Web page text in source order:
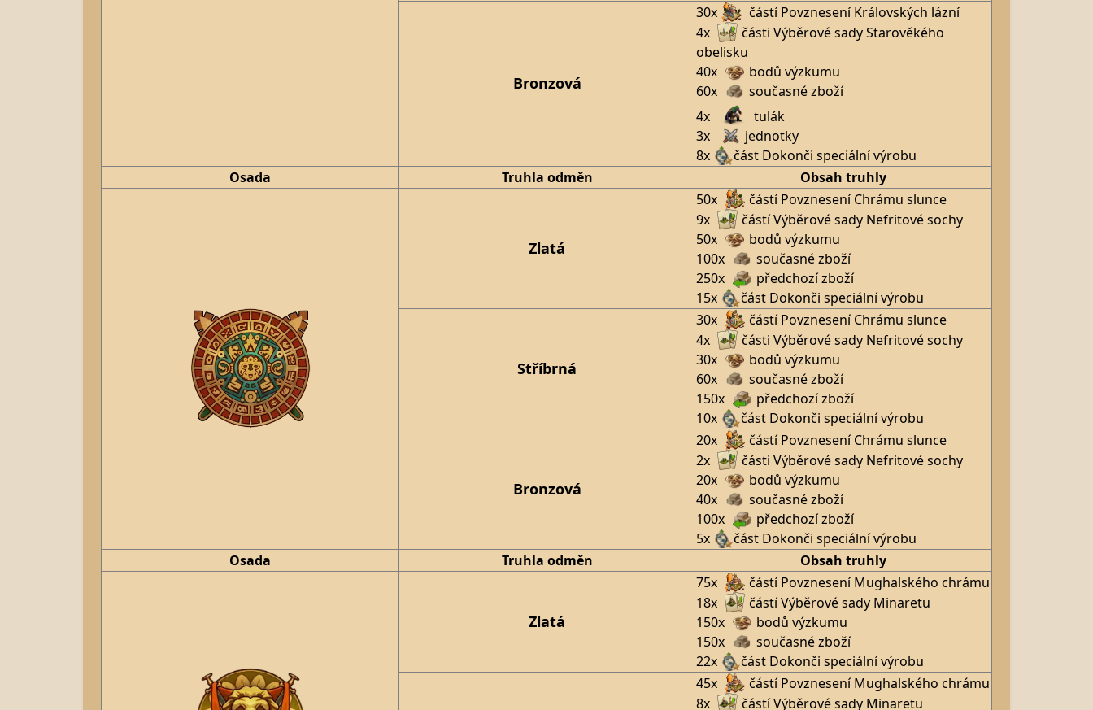
Bronzová
30x
částí Povznesení Královských lázní
4x
části Výběrové sady Starověkého
obelisku
40x
bodů výzkumu
60x
současné zboží
4x
tulák
3x
jednotky
8x
část Dokonči speciální výrobu
Osada
Truhla odměn Obsah truhly
Zlatá
50x
částí Povznesení Chrámu slunce
9x
částí Výběrové sady Nefritové sochy
50x
bodů výzkumu
100x
současné zboží
250x
předchozí zboží
15x
část Dokonči speciální výrobu
Stříbrná
30x
částí Povznesení Chrámu slunce
4x
části Výběrové sady Nefritové sochy
30x
bodů výzkumu
60x
současné zboží
150x
předchozí zboží
10x
část Dokonči speciální výrobu
Bronzová
20x
částí Povznesení Chrámu slunce
2x
části Výběrové sady Nefritové sochy
20x
bodů výzkumu
40x
současné zboží
100x
předchozí zboží
5x
část Dokonči speciální výrobu
Osada
Truhla odměn Obsah truhly
Zlatá
75x
částí Povznesení Mughalského chrámu
18x
částí Výběrové sady Minaretu
150x
bodů výzkumu
150x
současné zboží
22x
část Dokonči speciální výrobu
45x
částí Povznesení Mughalského chrámu
8x
částí Výběrové sady Minaretu